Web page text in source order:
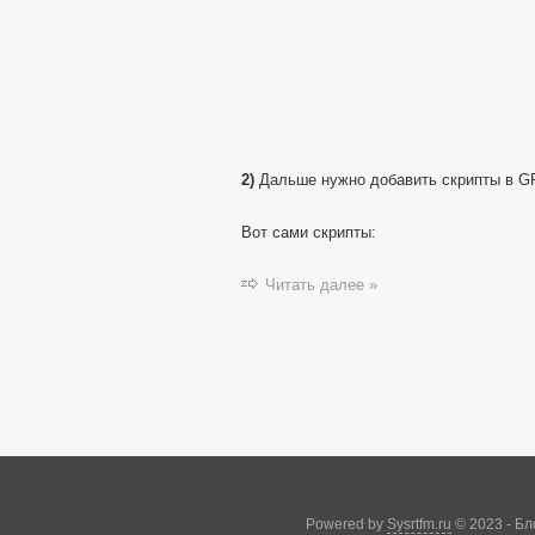
2) Дальше нужно добавить скрипты в
Вот сами скрипты:
Читать далее »
Powered by Sysrtfm.ru © 2023 -